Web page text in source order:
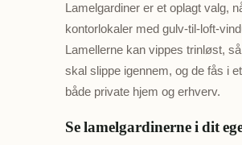
Lamelgardiner er et oplagt valg,
kontorlokaler med gulv-til-loft-
Lamellerne kan vippes trinløst,
skal slippe igennem, og de fås i
både private hjem og erhverv.
Se lamelgardinerne i dit